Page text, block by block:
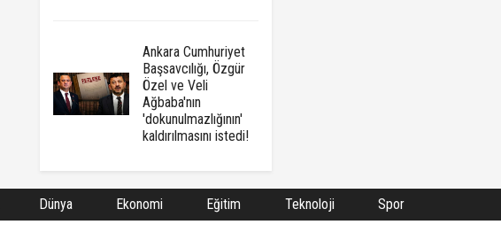
Ankara Cumhuriyet
Başsavcılığı, Özgür
Özel ve Veli
Ağbaba'nın
'dokunulmazlığının'
kaldırılmasını istedi!
Dünya Ekonomi Eğitim Teknoloji Spor